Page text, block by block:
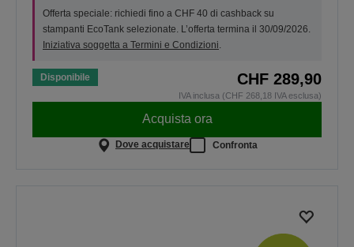
Offerta speciale: richiedi fino a CHF 40 di cashback su
stampanti EcoTank selezionate. L’offerta termina il 30/09/2026.
Iniziativa soggetta a Termini e Condizioni
Disponibile CHF 289,90
IVA inclusa (CHF 268,18 IVA esclusa)
Acquista ora
Dove acquistare Confronta